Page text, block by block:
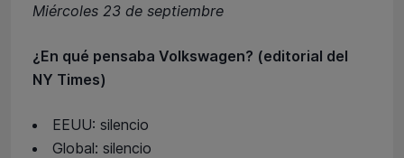
Miércoles 23 de septiembre
¿En qué pensaba Volkswagen? (editorial del
NY Times)
EEUU: silencio
Global: silencio